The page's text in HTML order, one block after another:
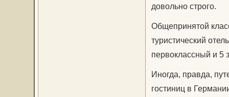
довольно строго.
Общепринятой
туристический
первоклассный и 5
Иногда, правда,
гостиниц в